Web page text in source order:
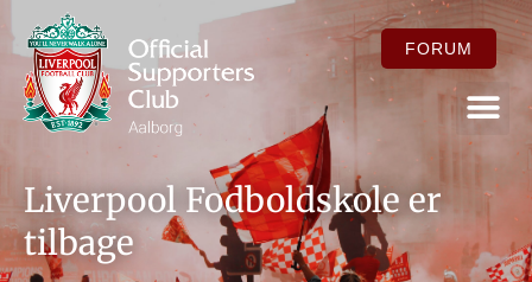
FORUM
Liverpool Fodboldskole er
tilbage